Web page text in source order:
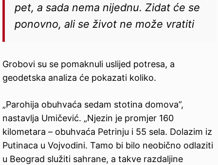
pet, a sada nema nijednu. Zidat će se
ponovno, ali se život ne može vratiti
Grobovi su se pomaknuli uslijed potresa, a
geodetska analiza će pokazati koliko.
„Parohija obuhvaća sedam stotina domova”,
nastavlja Umičević. „Njezin je promjer 160
kilometara – obuhvaća Petrinju i 55 sela. Dolazim iz
Putinaca u Vojvodini. Tamo bi bilo neobično odlaziti
u Beograd služiti sahrane, a takve razdaljine